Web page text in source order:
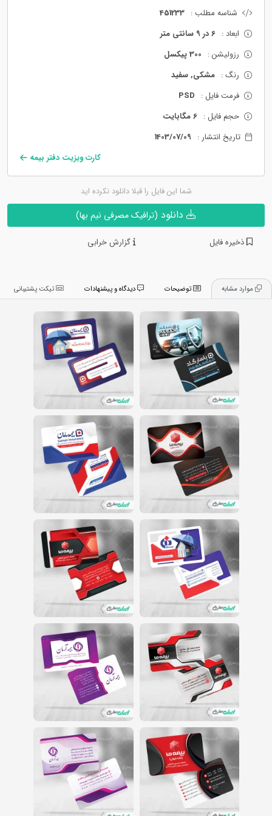
شناسه مطلب : 451233
ابعاد : 6 در 9 سانتی متر
رزولیشن : 300 پیکسل
رنگ : مشکی, سفید
فرمت فایل : PSD
حجم فایل : 6 مگابایت
تاریخ انتشار : 1403/07/09
کارت ویزیت دفتر بیمه
شما این فایل را قبلا دانلود نکرده اید
(ترافیک مصرفی نیم بها)
ذخیره فایل گزارش خرابی
توضیحات تیکت پشتیبانی